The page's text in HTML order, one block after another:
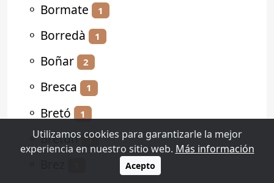
⚬ Bormate 1
⚬ Borredà 1
⚬ Boñar 2
⚬ Bresca 1
⚬ Bretó 1
⚬Bretún 1
Utilizamos cookies para garantizarle la mejor
experiencia en nuestro sitio web. Más información
Acepto